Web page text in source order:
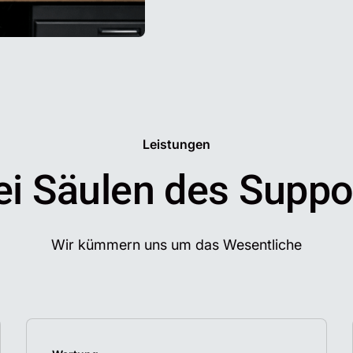
Leistungen
Säulen des
Wir kümmern uns um das Wesentliche